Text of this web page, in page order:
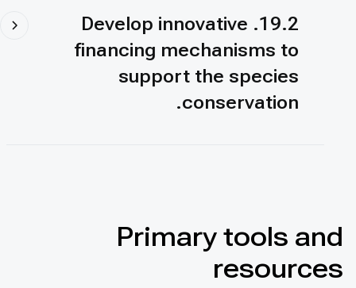
19.2. Develop innovative
financing mechanisms to
support the species
conservation.
Primary tools and
resources